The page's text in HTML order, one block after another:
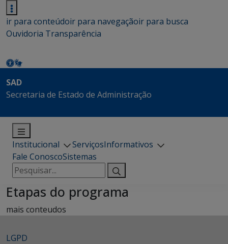
ir para conteúdoir para navegaçãoir para busca
Ouvidoria Transparência
SAD
Secretaria de Estado de Administração
Institucional ServiçosInformativos
Fale ConoscoSistemas
Pesquisar
por:
Etapas do programa
mais conteudos
LGPD